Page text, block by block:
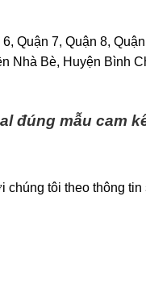
Quận 7, Quận 8,
Nhà Bè, Huyện Bình
đúng mẫu cam
tôi theo thông tin